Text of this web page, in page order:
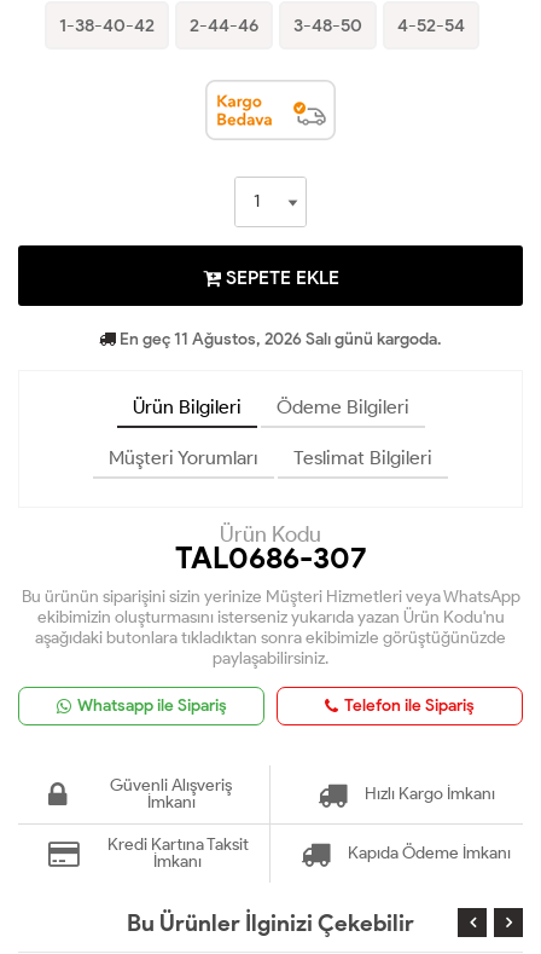
1-38-40-42 2-44-46 3-48-50 4-52-54
SEPETE EKLE
En geç 11 Ağustos, 2026 Salı günü kargoda.
Ürün Bilgileri Ödeme Bilgileri
Müşteri Yorumları Teslimat Bilgileri
Ürün Kodu
TAL0686-307
Bu ürünün siparişini sizin yerinize Müşteri Hizmetleri veya WhatsApp
ekibimizin oluşturmasını isterseniz yukarıda yazan Ürün Kodu'nu
aşağıdaki butonlara tıkladıktan sonra ekibimizle görüştüğünüzde
paylaşabilirsiniz.
Whatsapp ile Sipariş Telefon ile Sipariş
Güvenli Alışveriş
İmkanı
Hızlı Kargo İmkanı
Kredi Kartına Taksit
İmkanı
Kapıda Ödeme İmkanı
Bu Ürünler İlginizi Çekebilir